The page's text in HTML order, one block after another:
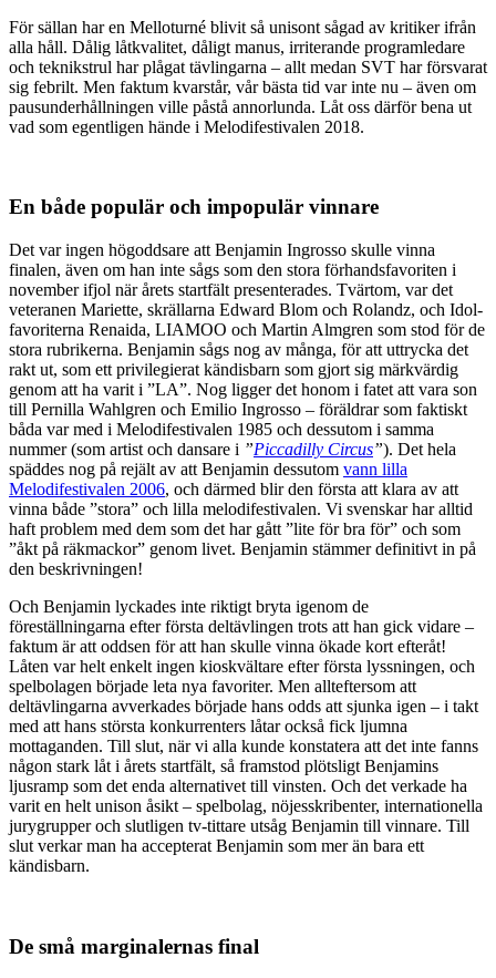
För sällan har en Melloturné blivit så unisont sågad av kritiker ifrån
alla håll. Dålig låtkvalitet, dåligt manus, irriterande programledare
och teknikstrul har plågat tävlingarna – allt medan SVT har försvarat
sig febrilt. Men faktum kvarstår, vår bästa tid var inte nu – även om
pausunderhållningen ville påstå annorlunda. Låt oss därför bena ut
vad som egentligen hände i Melodifestivalen 2018.
En både populär och impopulär vinnare
Det var ingen högoddsare att Benjamin Ingrosso skulle vinna
finalen, även om han inte sågs som den stora förhandsfavoriten i
november ifjol när årets startfält presenterades. Tvärtom, var det
veteranen Mariette, skrällarna Edward Blom och Rolandz, och Idol-
favoriterna Renaida, LIAMOO och Martin Almgren som stod för de
stora rubrikerna. Benjamin sågs nog av många, för att uttrycka det
rakt ut, som ett privilegierat kändisbarn som gjort sig märkvärdig
genom att ha varit i ”LA”. Nog ligger det honom i fatet att vara son
till Pernilla Wahlgren och Emilio Ingrosso – föräldrar som faktiskt
båda var med i Melodifestivalen 1985 och dessutom i samma
nummer (som artist och dansare i ”Piccadilly Circus”). Det hela
späddes nog på rejält av att Benjamin dessutom vann lilla
Melodifestivalen 2006, och därmed blir den första att klara av att
vinna både ”stora” och lilla melodifestivalen. Vi svenskar har alltid
haft problem med dem som det har gått ”lite för bra för” och som
”åkt på räkmackor” genom livet. Benjamin stämmer definitivt in på
den beskrivningen!
Och Benjamin lyckades inte riktigt bryta igenom de
föreställningarna efter första deltävlingen trots att han gick vidare –
faktum är att oddsen för att han skulle vinna ökade kort efteråt!
Låten var helt enkelt ingen kioskvältare efter första lyssningen, och
spelbolagen började leta nya favoriter. Men allteftersom att
deltävlingarna avverkades började hans odds att sjunka igen – i takt
med att hans största konkurrenters låtar också fick ljumna
mottaganden. Till slut, när vi alla kunde konstatera att det inte fanns
någon stark låt i årets startfält, så framstod plötsligt Benjamins
ljusramp som det enda alternativet till vinsten. Och det verkade ha
varit en helt unison åsikt – spelbolag, nöjesskribenter, internationella
jurygrupper och slutligen tv-tittare utsåg Benjamin till vinnare. Till
slut verkar man ha accepterat Benjamin som mer än bara ett
kändisbarn.
De små marginalernas final